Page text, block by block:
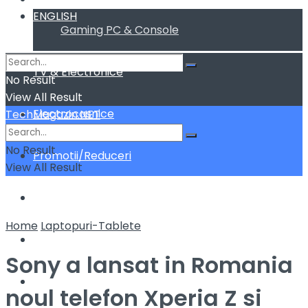
Gaming PC & Console
TV & Electronice
Electrocasnice
Promotii/Reduceri
ENGLISH
ENGLISH
No Result
View All Result
TechMagazin.NET
No Result
View All Result
Home Laptopuri-Tablete
Sony a lansat in Romania
noul telefon Xperia Z si